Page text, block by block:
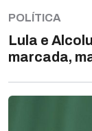
POLÍTICA
Lula e
marcada,